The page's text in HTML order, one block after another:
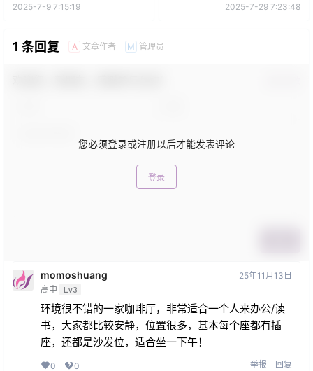
2025-7-9 7:15:19 2025-7-29 7:23:48
1 条回复 A 文章作者 M 管理员
您必须登录或注册以后才能发表评论
登录
momoshuang
高中 Lv3
25年11月13日
环境很不错的一家咖啡厅，非常适合一个人来办公/读
书，大家都比较安静，位置很多，基本每个座都有插
座，还都是沙发位，适合坐一下午！
0 0 举报 回复